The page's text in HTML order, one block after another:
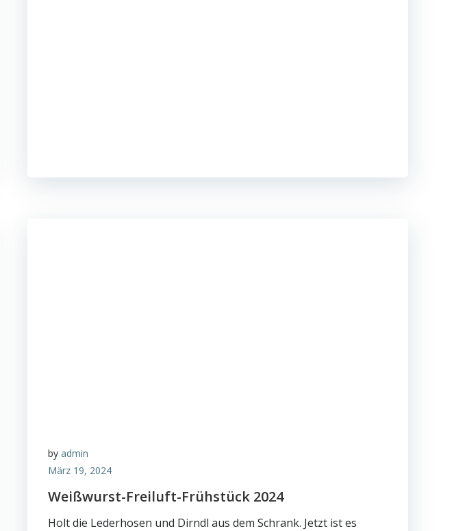
by admin
März 19, 2024
Weißwurst-Freiluft-Frühstück 2024
Holt die Lederhosen und Dirndl aus dem Schrank. Jetzt ist es